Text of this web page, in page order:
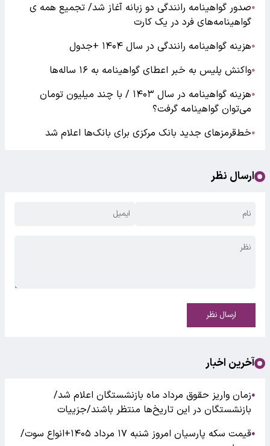
●صدور گواهینامه‌ رانندگی دو زبانه آغاز شد/ تجمیع همه ی
گواهینامه‌های فرد در یک کارت
●هزینه گواهینامه رانندگی در سال ۱۴۰۴ +جدول
●واکنش پلیس به خبر اعطای گواهینامه به ۱۶ ساله‌ها
●
هزینه گواهینامه در سال ۱۴۰۳ / با چند میلیون تومان
می‌توان گواهینامه گرفت؟
●خط‌قرمزهای جدید بانک مرکزی برای بانک‌ها اعلام شد
ارسال نظر
ارسال نظر
آخرین اخبار
●زمان واریز حقوق مرداد ماه بازنشستگان اعلام شد/
بازنشستگان در این تاریخ‌ها منتظر باشند/جزییات
●
قیمت سکه پارسیان امروز شنبه ۱۷ مرداد ۱۴۰۵+انواع سوت/